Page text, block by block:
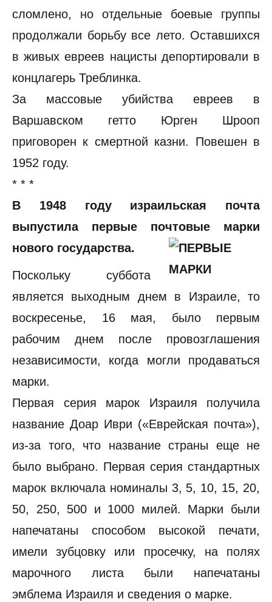
сломлено, но отдельные боевые группы
продолжали борьбу все лето. Оставшихся
в живых евреев нацисты депортировали в
концлагерь Треблинка.
За массовые убийства евреев в
Варшавском гетто Юрген Шрооп
приговорен к смертной казни. Повешен в
1952 году.
* * *
В 1948 году израильская почта
выпустила первые почтовые марки
нового государства.
Поскольку суббота
является выходным днем в Израиле, то
воскресенье, 16 мая, было первым
рабочим днем после провозглашения
независимости, когда могли продаваться
марки.
Первая серия марок Израиля получила
название Доар Иври («Еврейская почта»),
из-за того, что название страны еще не
было выбрано. Первая серия стандартных
марок включала номиналы 3, 5, 10, 15, 20,
50, 250, 500 и 1000 милей. Марки были
напечатаны способом высокой печати,
имели зубцовку или просечку, на полях
марочного листа были напечатаны
эмблема Израиля и сведения о марке.